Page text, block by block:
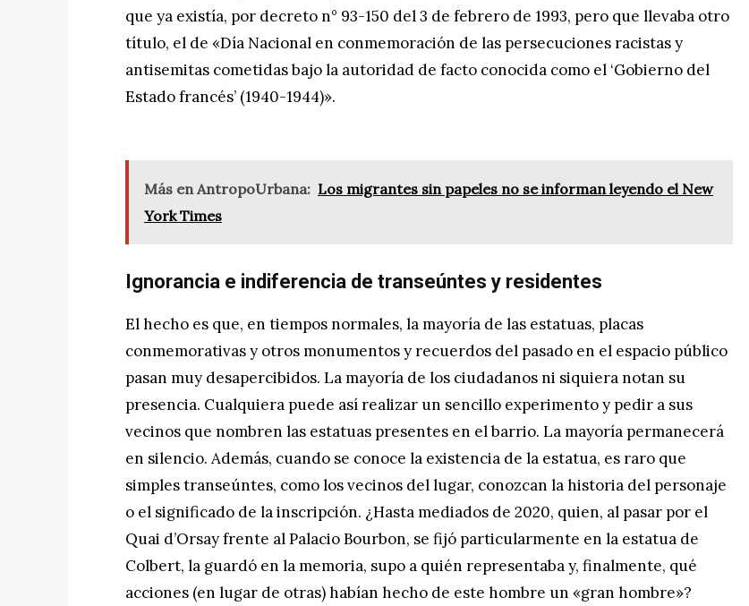
que ya existía, por decreto n° 93-150 del 3 de febrero de 1993, pero que llevaba otro
título, el de «Día Nacional en conmemoración de las persecuciones racistas y
antisemitas cometidas bajo la autoridad de facto conocida como el ‘Gobierno del
Estado francés’ (1940-1944)».
Más en AntropoUrbana: Los migrantes sin papeles no se informan leyendo el New
York Times
Ignorancia e indiferencia de transeúntes y residentes
El hecho es que, en tiempos normales, la mayoría de las estatuas, placas
conmemorativas y otros monumentos y recuerdos del pasado en el espacio público
pasan muy desapercibidos. La mayoría de los ciudadanos ni siquiera notan su
presencia. Cualquiera puede así realizar un sencillo experimento y pedir a sus
vecinos que nombren las estatuas presentes en el barrio. La mayoría permanecerá
en silencio. Además, cuando se conoce la existencia de la estatua, es raro que
simples transeúntes, como los vecinos del lugar, conozcan la historia del personaje
o el significado de la inscripción. ¿Hasta mediados de 2020, quien, al pasar por el
Quai d’Orsay frente al Palacio Bourbon, se fijó particularmente en la estatua de
Colbert, la guardó en la memoria, supo a quién representaba y, finalmente, qué
acciones (en lugar de otras) habían hecho de este hombre un «gran hombre»?